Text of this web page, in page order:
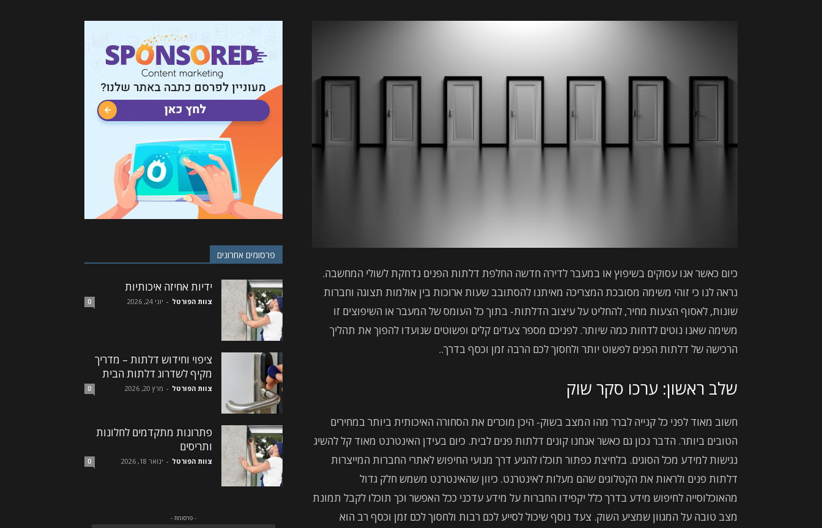
כיום כאשר אנו עסוקים בשיפוץ או במעבר לדירה חדשה החלפת דלתות הפנים נדחקת לשולי המחשבה.
נראה לנו כי זוהי משימה מסובכת המצריכה מאיתנו להסתובב שעות ארוכות בין אולמות תצוגה וחברות
שונות, לאסוף הצעות מחיר, להחליט על עיצוב הדלתות- בתוך כל העומס של המעבר או השיפוצים זו
משימה שאנו נוטים לדחות כמה שיותר. לפניכם מספר צעדים קלים ופשוטים שנועדו להפוך את תהליך
הרכישה של דלתות הפנים לפשוט יותר ולחסוך לכם הרבה זמן וכסף בדרך..
שלב ראשון: ערכו סקר שוק
חשוב מאוד לפני כל קנייה לברר מהו המצב בשוק- היכן מוכרים את הסחורה האיכותית ביותר במחירים
הטובים ביותר. הדבר נכון גם כאשר אנחנו קונים דלתות פנים לבית. כיום בעידן האינטרנט מאוד קל להשיג
נגישות למידע מכל הסוגים. בלחיצת כפתור תוכלו להגיע דרך מנועי החיפוש לאתרי החברות המייצרות
דלתות פנים ולראות את הקטלוגים שהם מעלות לאינטרנט. כיוון שהאינטרנט משמש חלק גדול
מהאוכלוסייה לחיפוש מידע בדרך כלל יקפידו החברות על מידע עדכני ככל האפשר וכך תוכלו לקבל תמונת
מצב טובה על המגוון שמציע השוק. צעד נוסף שיכול לסייע לכם רבות ולחסוך לכם זמן וכסף רב הוא
פרסומים אחרונים
ידיות אחיזה איכותיות
צוות הפורטל - יוני 24, 2026 0
ציפוי וחידוש דלתות – מדריך
מקיף לשדרוג דלתות הבית
צוות הפורטל - מרץ 20, 2026 0
פתרונות מתקדמים לחלונות
ותריסים
צוות הפורטל - ינואר 18, 2026 0
- פרסומת -